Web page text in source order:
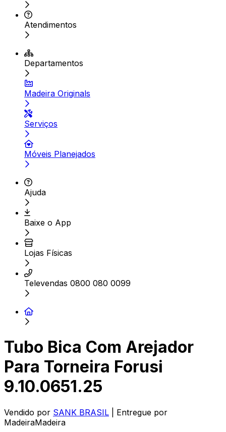
Atendimentos
Departamentos
Madeira Originals
Serviços
Móveis Planejados
Ajuda
Baixe o App
Lojas Físicas
Televendas 0800 080 0099
Tubo Bica Com Arejador
Para Torneira Forusi
9.10.0651.25
Vendido por SANK BRASIL
| Entregue por
MadeiraMadeira